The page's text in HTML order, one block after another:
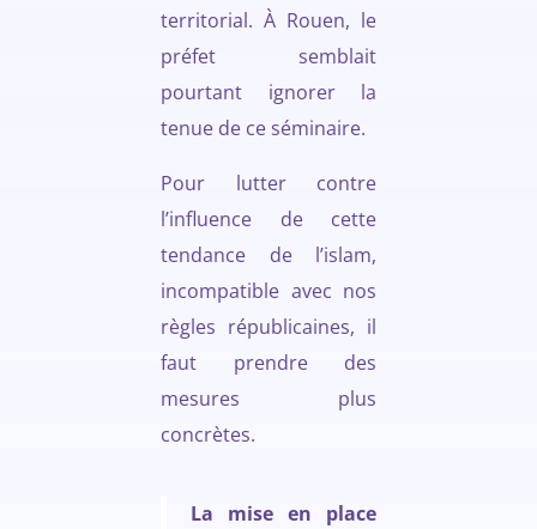
territorial. À Rouen, le
préfet semblait
pourtant ignorer la
tenue de ce séminaire.
Pour lutter contre
l’influence de cette
tendance de l’islam,
incompatible avec nos
règles républicaines, il
faut prendre des
mesures plus
concrètes.
La mise en place